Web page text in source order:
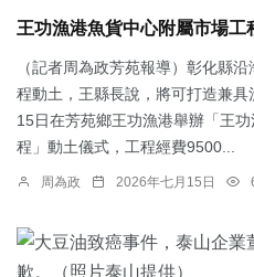
王功漁港魚貨中心附屬市場工
（記者周為政芳苑報導）彰化縣
程動土，王縣長說，將可打造兼
15日在芳苑鄉王功漁港舉辦「王
程」動土儀式，工程經費9500...
周為政 2026年七月15日